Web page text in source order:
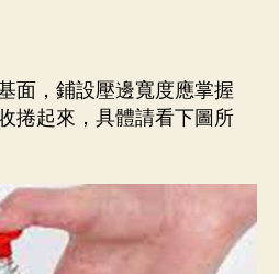
面，鋪設壓邊寬度應掌握
捲起來，具體請看下圖所